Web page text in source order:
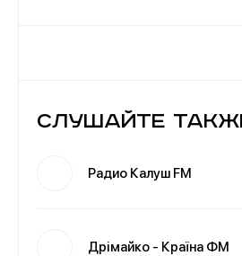
Слушайте
Радио Калуш FM
Дрімайко - Країна ФМ